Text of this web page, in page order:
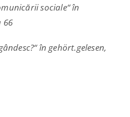
sociale“ în
66
în gehört.gelesen,